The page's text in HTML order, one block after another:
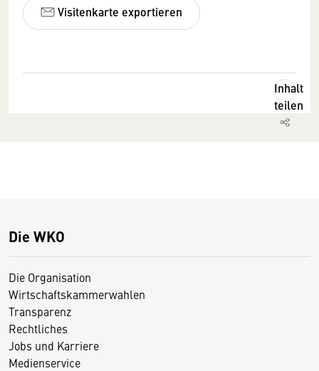
Visitenkarte exportieren
Inhalt
teilen
Die WKO
Die Organisation
Wirtschaftskammerwahlen
Transparenz
Rechtliches
Jobs und Karriere
Medienservice